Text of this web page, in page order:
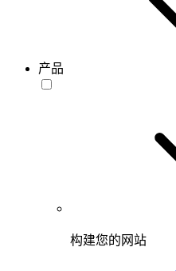
产品
构建您的网站